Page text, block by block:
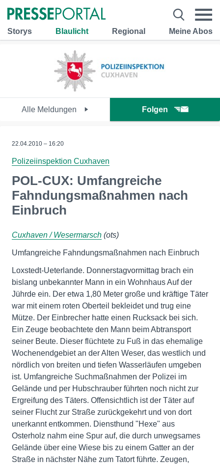
Storys Blaulicht Regional Meine Abos
Alle Meldungen Folgen
22.04.2010 – 16:20
Polizeiinspektion Cuxhaven
POL-CUX: Umfangreiche
Fahndungsmaßnahmen nach
Einbruch
Cuxhaven / Wesermarsch (ots)
Umfangreiche Fahndungsmaßnahmen nach Einbruch
Loxstedt-Ueterlande. Donnerstagvormittag brach ein
bislang unbekannter Mann in ein Wohnhaus Auf der
Jührde ein. Der etwa 1,80 Meter große und kräftige Täter
war mit einem roten Oberteil bekleidet und trug eine
Mütze. Der Einbrecher hatte einen Rucksack bei sich.
Ein Zeuge beobachtete den Mann beim Abtransport
seiner Beute. Dieser flüchtete zu Fuß in das ehemalige
Wochenendgebiet an der Alten Weser, das westlich und
nördlich von breiten und tiefen Wasserläufen umgeben
ist. Umfangreiche Suchmaßnahmen der Polizei im
Gelände und per Hubschrauber führten noch nicht zur
Ergreifung des Täters. Offensichtlich ist der Täter auf
seiner Flucht zur Straße zurückgekehrt und von dort
unerkannt entkommen. Diensthund "Hexe" aus
Osterholz nahm eine Spur auf, die durch unwegsames
Gelände über eine Wiese bis zu einem Gatter an der
Straße in nächster Nähe zum Tatort führte. Zeugen,